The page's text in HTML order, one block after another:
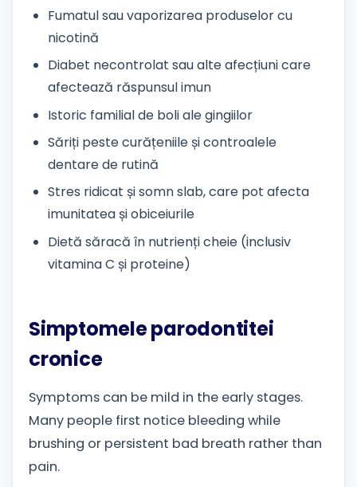
Fumatul sau vaporizarea produselor cu
nicotină
Diabet necontrolat sau alte afecțiuni care
afectează răspunsul imun
Istoric familial de boli ale gingiilor
Săriți peste curățeniile și controalele
dentare de rutină
Stres ridicat și somn slab, care pot afecta
imunitatea și obiceiurile
Dietă săracă în nutrienți cheie (inclusiv
vitamina C și proteine)
Simptomele parodontitei
cronice
Symptoms can be mild in the early stages.
Many people first notice bleeding while
brushing or persistent bad breath rather than
pain.